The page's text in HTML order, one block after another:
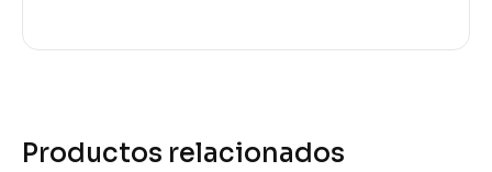
Productos relacionados